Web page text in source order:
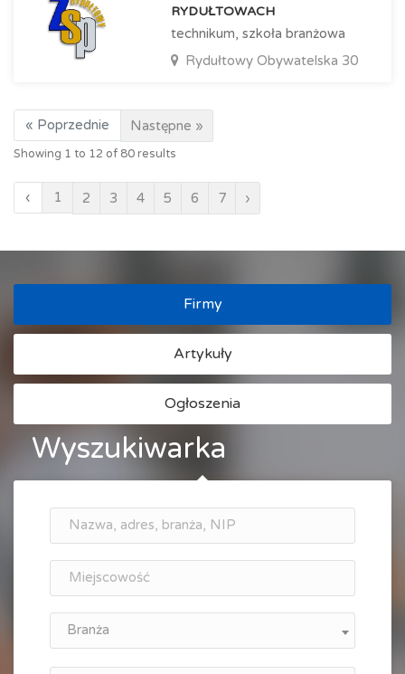
RYDUŁTOWACH
technikum, szkoła branżowa
Rydułtowy Obywatelska 30
« Poprzednie Następne »
Showing 1 to 12 of 80results
‹ 1 2 3 4 5 6 7 ›
Firmy
Artykuły
Ogłoszenia
Wyszukiwarka
Branża